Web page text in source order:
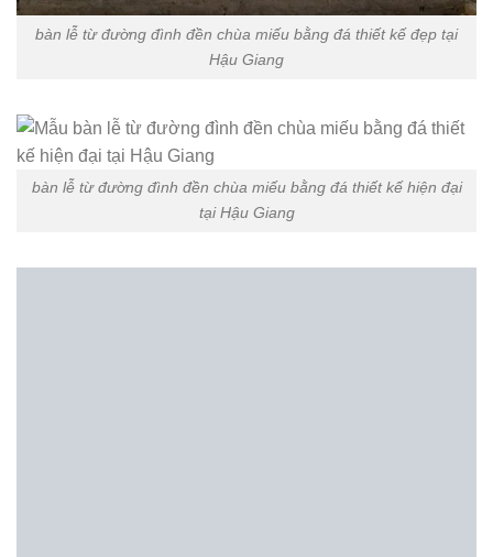
bàn lễ từ đường đình đền chùa miếu bằng đá thiết kế đẹp tại
Hậu Giang
bàn lễ từ đường đình đền chùa miếu bằng đá thiết kế hiện đại
tại Hậu Giang